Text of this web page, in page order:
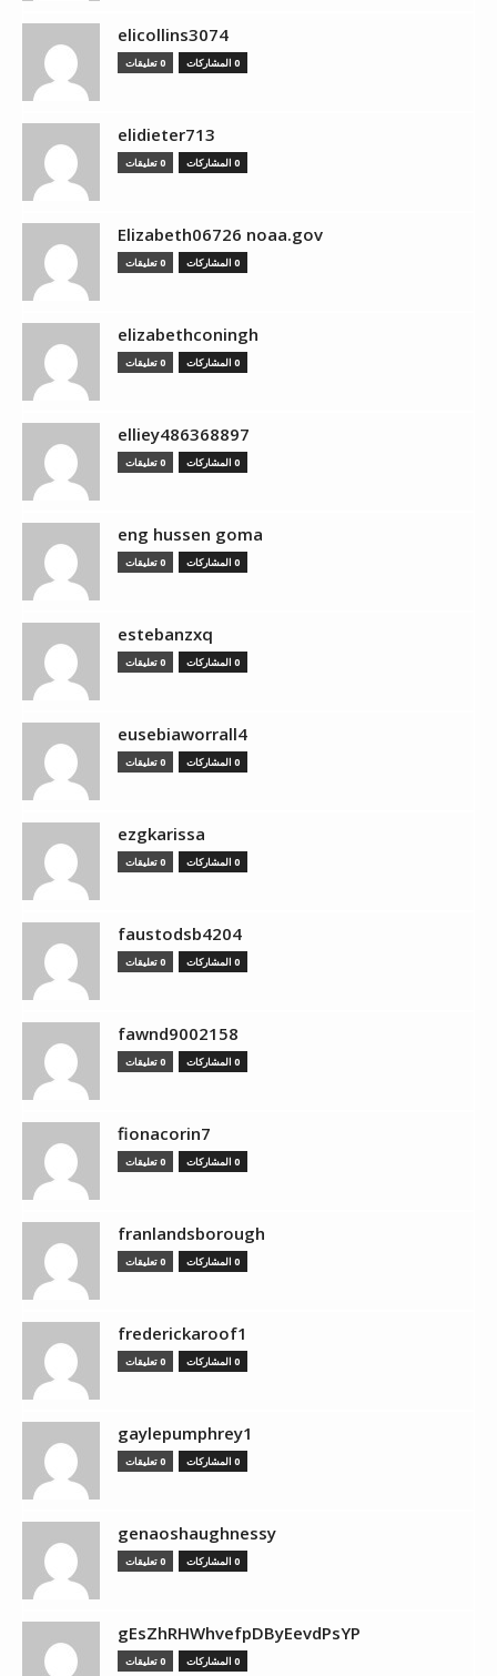
elicollins3074
0 المشاركات 0 تعليقات
elidieter713
0 المشاركات 0 تعليقات
Elizabeth06726 noaa.gov
0 المشاركات 0 تعليقات
elizabethconingh
0 المشاركات 0 تعليقات
elliey486368897
0 المشاركات 0 تعليقات
eng hussen goma
0 المشاركات 0 تعليقات
estebanzxq
0 المشاركات 0 تعليقات
eusebiaworrall4
0 المشاركات 0 تعليقات
ezgkarissa
0 المشاركات 0 تعليقات
faustodsb4204
0 المشاركات 0 تعليقات
fawnd9002158
0 المشاركات 0 تعليقات
fionacorin7
0 المشاركات 0 تعليقات
franlandsborough
0 المشاركات 0 تعليقات
frederickaroof1
0 المشاركات 0 تعليقات
gaylepumphrey1
0 المشاركات 0 تعليقات
genaoshaughnessy
0 المشاركات 0 تعليقات
gEsZhRHWhvefpDByEevdPsYP
0 المشاركات 0 تعليقات